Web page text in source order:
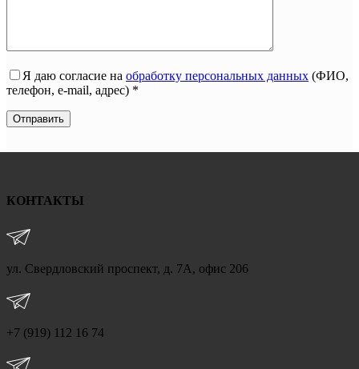
Я даю согласие на обработку персональных данных (ФИО,
телефон, e-mail, адрес) *
КОНТАКТЫ
ул. Свердловский проспект, д. 7А, офис 206
+7 (919) 112 16 74